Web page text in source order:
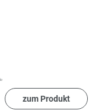
zum Produkt